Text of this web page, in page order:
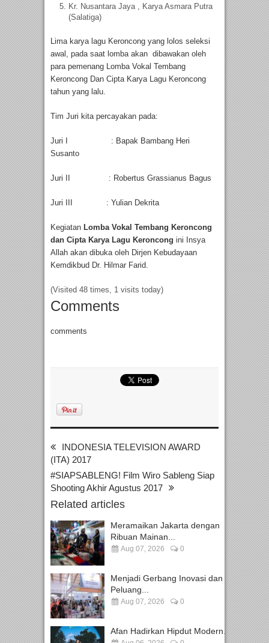
Kr. Nusantara Jaya , Karya Asmara Putra
(Salatiga)
Lima karya lagu Keroncong yang lolos seleksi
awal, pada saat lomba akan dibawakan oleh
para pemenang Lomba Vokal Tembang
Keroncong Dan Cipta Karya Lagu Keroncong
tahun yang lalu.
Tim Juri kita percayakan pada:
Juri I : Bapak Bambang Heri
Susanto
Juri II : Robertus Grassianus Bagus
Juri III : Yulian Dekrita
Kegiatan Lomba Vokal Tembang Keroncong
dan Cipta Karya Lagu Keroncong ini Insya
Allah akan dibuka oleh Dirjen Kebudayaan
Kemdikbud Dr. Hilmar Farid.
(Visited 48 times, 1 visits today)
Comments
comments
INDONESIA TELEVISION AWARD
(ITA) 2017
#SIAPSABLENG! Film Wiro Sableng Siap
Shooting Akhir Agustus 2017
Related articles
Meramaikan Jakarta dengan
Ribuan Mainan...
Aug 07, 2026 0
Menjadi Gerbang Inovasi dan
Peluang...
Aug 07, 2026 0
Afan Hadirkan Hipdut Modern...